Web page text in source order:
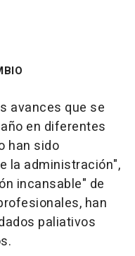
avances que se
en diferentes
han sido
la administración",
incansable" de
han
paliativos